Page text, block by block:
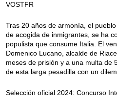
VOSTFR
Tras 20 años de armonía, el
de acogida de inmigrantes, se ha
populista que consume Italia. El
Domenico Lucano, alcalde de
meses de prisión y a una multa de
de esta larga pesadilla con un
Selección oficial 2024: Concurso